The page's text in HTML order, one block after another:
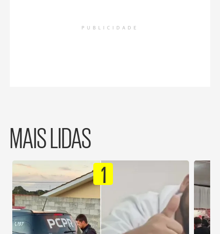
PUBLICIDADE
MAIS LIDAS
1